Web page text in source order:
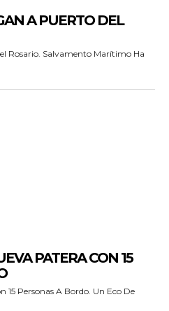
A PUERTO DEL
Rosario. Salvamento Marítimo Ha
PATERA CON 15
15 Personas A Bordo. Un Eco De